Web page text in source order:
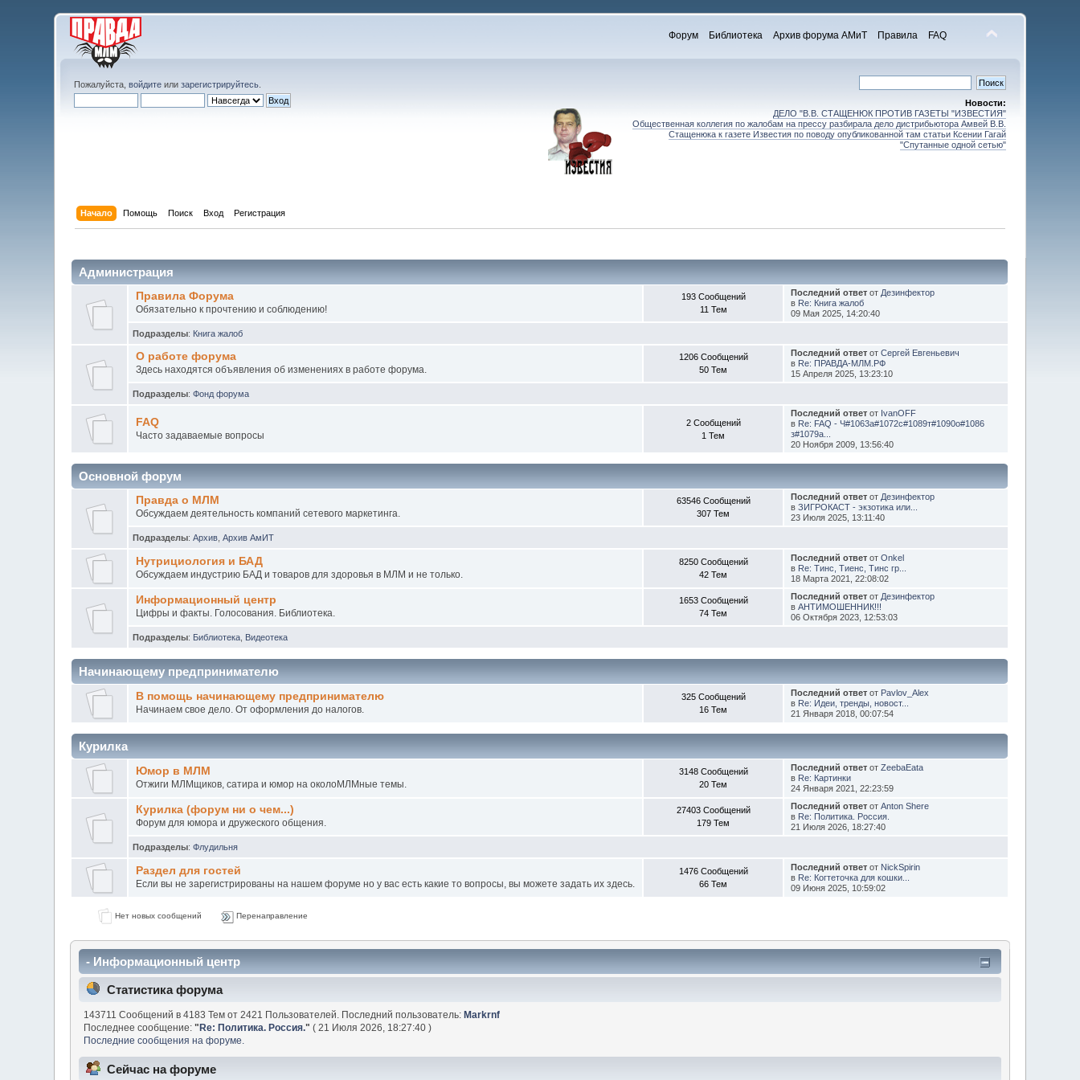
Форум Библиотека Архив форума АМиТ Правила FAQ
Пожалуйста,войдите илизарегистрируйтесь
Новости:
ДЕЛО "В.В. СТАЩЕНЮК ПРОТИВ ГАЗЕТЫ "ИЗВЕСТИЯ"
Общественная коллегия по жалобам на прессу разбирала дело дистрибьютора Амвей В.В.
Стащенюка к газете Известия по поводу опубликованной там статьи Ксении Гагай
"Спутанные одной сетью"
Начало Помощь Поиск Вход Регистрация
Администрация
Правила Форума
Обязательно к прочтению и соблюдению!
193 Сообщений
11 Тем
Последний ответот Дезинфектор
в Re: Книга жалоб
09 Мая 2025, 14:20:40
Подразделы: Книга жалоб
О работе форума
Здесь находятся объявления об изменениях в работе форума.
1206 Сообщений
50 Тем
Последний ответот Сергей Евгеньевич
в Re: ПРАВДА-МЛМ.РФ
15 Апреля 2025, 13:23:10
Подразделы:Фонд форума
FAQ
Часто задаваемые вопросы
2 Сообщений
1 Тем
Последний ответот IvanOFF
в Re: FAQ - Ч#1063а#1072с#1089т#1090о#1086
з#1079а...
20 Ноября 2009, 13:56:40
Основной форум
Правда о МЛМ
Обсуждаем деятельность компаний сетевого маркетинга.
63546 Сообщений
307 Тем
Последний ответот Дезинфектор
в ЗИГРОКАСТ - экзотика или...
23 Июля 2025, 13:11:40
Подразделы:Архив ,Архив АмИТ
Нутрициология и БАД
Обсуждаем индустрию БАД и товаров для здоровья в МЛМ и не только.
8250 Сообщений
42 Тем
Последний ответот Onkel
в Re: Тинс, Тиенс, Тинс гр...
18 Марта 2021, 22:08:02
Информационный центр
Цифры и факты. Голосования. Библиотека.
1653 Сообщений
74 Тем
Последний ответот Дезинфектор
в АНТИМОШЕННИК!!!
06 Октября 2023, 12:53:03
Подразделы: Библиотека Видеотека
Начинающему предпринимателю
В помощь начинающему предпринимателю
Начинаем свое дело. От оформления до налогов.
325 Сообщений
16 Тем
Последний ответот Pavlov_Alex
в Re: Идеи, тренды, новост...
21 Января 2018, 00:07:54
Курилка
Юмор в МЛМ
Отжиги МЛМщиков, сатира и юмор на околоМЛМные темы.
3148 Сообщений
20 Тем
Последний ответот ZeebaEata
в Re: Картинки
24 Января 2021, 22:23:59
Курилка (форум ни о чем...)
Форум для юмора и дружеского общения.
27403 Сообщений
179 Тем
Последний ответот Anton Shere
в Re: Политика. Россия.
21 Июля 2026, 18:27:40
Подразделы:Флудильня
Раздел для гостей
Если вы не зарегистрированы на нашем форуме но у вас есть какие то вопросы, вы можете задать их здесь.
1476 Сообщений
66 Тем
Последний ответот NickSpirin
в Re: Когтеточка для кошки...
09 Июня 2025, 10:59:02
Нет новых сообщений Перенаправление
- Информационный центр
Статистика форума
143711 Сообщений в 4183 Тем от 2421 Пользователей. Последний пользователь:Markrnf
Последнее сообщение:"Re: Политика. Россия." ( 21 Июля 2026, 18:27:40 )
Последние сообщения на форуме.
Сейчас на форуме